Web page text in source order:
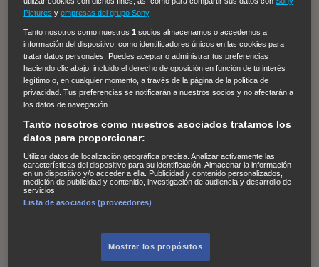
Moonflower Murders Twisted Metal Mentes Criminales:
Hailey Dean Without Sin: Libre de Culpa Morbius
NCIS: Nueva Orleans
Pandora En fuera de juego
The Shield: Al margen de la ley Duplicated Preacher
The Killing Kind
Chicago Fire Monarch Circuito cerradoAlert: Unidad
de personas desaparecidas
Ladrón de guante blanco Hannibal Daños y Perjuicios
AXN Masters of Sex Three PinesAccused CarterAlice
Nevers Crossing Lines
Magpie Murders Blindspot Coyote
Pictures yempresas del grupo Sony.
Tanto nosotros como nuestros1 socios almacenamos o accedemos a
información del dispositivo, como identificadores únicos en las cookies para
tratar datos personales. Puedes aceptar o administrar tus preferencias
haciendo clic abajo, incluido el derecho de oposición en función de tu interés
legítimo o, en cualquier momento, a través de la página de la política de
privacidad. Tus preferencias se notificarán a nuestros socios y no afectarán a
los datos de navegación.
Tanto nosotros como nuestros asociados tratamos los
datos para proporcionar:
Utilizar datos de localización geográfica precisa. Analizar activamente las
características del dispositivo para su identificación. Almacenar la información
en un dispositivo y/o acceder a ella. Publicidad y contenido personalizados,
medición de publicidad y contenido, investigación de audiencia y desarrollo de
servicios.
Lista de asociados (proveedores)
Mostrar los propósitos